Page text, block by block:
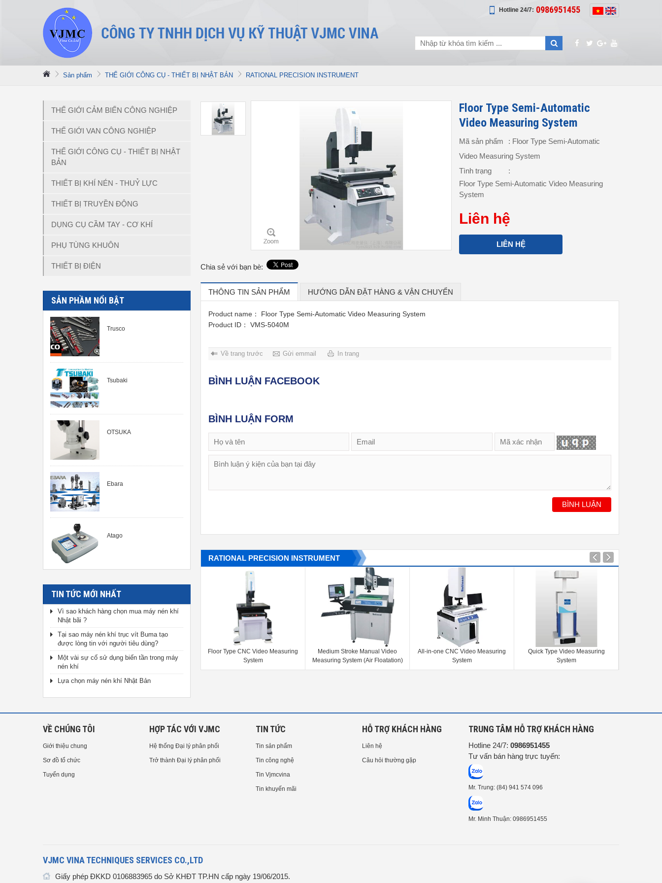
Hotline 24/7: 0986951455
Sản phẩm THẾ GIỚI CÔNG CỤ - THIẾT BỊ NHẬT BẢN RATIONAL PRECISION INSTRUMENT
THẾ GIỚI CẢM BIẾN CÔNG NGHIỆP
THẾ GIỚI VAN CÔNG NGHIỆP
THẾ GIỚI CÔNG CỤ - THIẾT BỊ NHẬT
BẢN
THIẾT BỊ KHÍ NÉN - THUỶ LỰC
THIẾT BỊ TRUYỀN ĐỘNG
DỤNG CỤ CẦM TAY - CƠ KHÍ
PHỤ TÙNG KHUÔN
THIẾT BỊ ĐIỆN
SẢN PHẦM NỔI BẬT
Trusco
Tsubaki
OTSUKA
Ebara
Atago
TIN TỨC MỚI NHẤT
Vì sao khách hàng chọn mua máy nén khí
Nhật bãi ?
Tại sao máy nén khí trục vít Buma tạo
được lòng tin với người tiêu dùng?
Một vài sự cố sử dụng biến tần trong máy
nén khí
Lựa chọn máy nén khí Nhật Bản
Floor Type Semi-Automatic
Video Measuring System
Mã sản phẩm
: Floor Type Semi-Automatic
Video Measuring System
Tình trạng
:
Floor Type Semi-Automatic Video Measuring
System
Liên hệ
LIÊN HỆ
Chia sẻ với bạn bè:
THÔNG TIN SẢN PHẨM HƯỚNG DẪN ĐẶT HÀNG & VẬN CHUYỂN
Product name：
Floor Type Semi-Automatic Video Measuring System
Product ID：
VMS-5040M
Về trang trước Gửi emmail In trang
BÌNH LUẬN FACEBOOK
BÌNH LUẬN FORM
BÌNH LUẬN
RATIONAL PRECISION INSTRUMENT
Manual Video Measuring
System (Máy đo tọa độ 2 chiều
Rational, loại cơ bản G series)
Rational CNC Video Measuring
System (Máy đo tọa độ 2 chiều loại
Floor Type CNC Video Measuring
System
Medium Stroke Manual Video
Measuring System (Air Floatation)
All-in-one CNC Video Measuring
System
Quick Type Video Measuring
System
VỀ CHÚNG TÔI
Giới thiệu chung
Sơ đồ tổ chức
Tuyển dụng
HỢP TÁC VỚI VJMC
Hệ thống Đại lý phân phối
Trở thành Đại lý phân phối
TIN TỨC
Tin sản phẩm
Tin công nghệ
Tin Vjmcvina
Tin khuyến mãi
HỖ TRỢ KHÁCH HÀNG
Liên hệ
Câu hỏi thường gặp
TRUNG TÂM HỖ TRỢ KHÁCH HÀNG
Hotline 24/7: 0986951455
Tư vấn bán hàng trực tuyến:
Mr. Trung: (84) 941 574 096
Mr. Minh Thuận: 0986951455
VJMC VINA TECHNIQUES SERVICES CO.,LTD
Giấy phép ĐKKD 0106883965 do Sở KHĐT TP.HN cấp ngày 19/06/2015.